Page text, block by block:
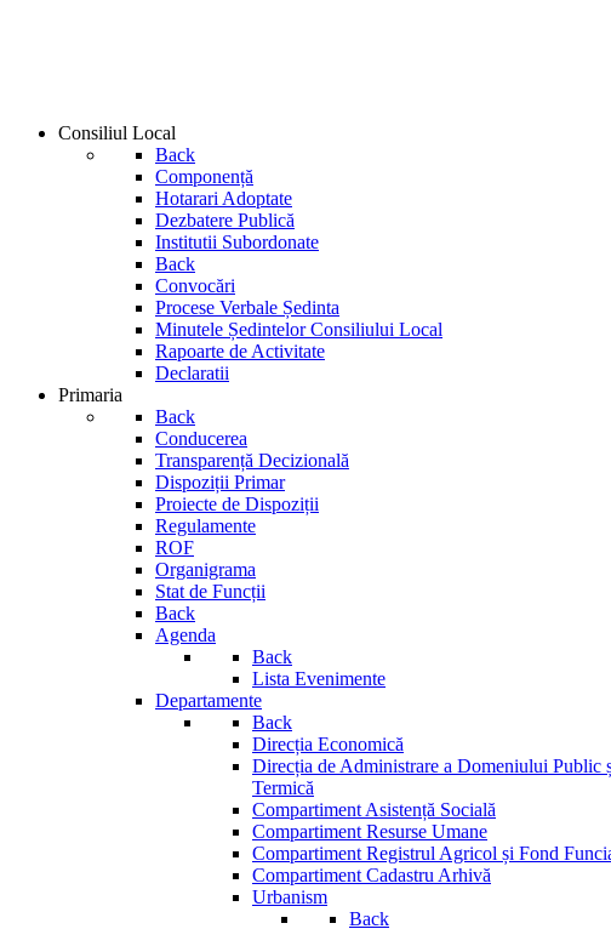
Consiliul Local
Back
Componență
Hotarari Adoptate
Dezbatere Publică
Institutii Subordonate
Back
Convocări
Procese Verbale Ședinta
Minutele Ședintelor Consiliului Local
Rapoarte de Activitate
Declaratii
Primaria
Back
Conducerea
Transparență Decizională
Dispoziții Primar
Proiecte de Dispoziții
Regulamente
ROF
Organigrama
Stat de Funcții
Back
Agenda
Back
Lista Evenimente
Departamente
Back
Direcția Economică
Direcția de Administrare a Domeniului Public
Termică
Compartiment Asistență Socială
Compartiment Resurse Umane
Compartiment Registrul Agricol și Fond
Compartiment Cadastru Arhivă
Urbanism
Back